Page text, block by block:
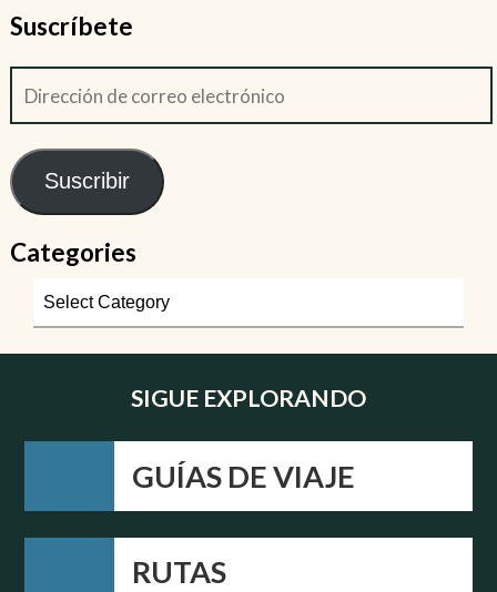
Suscríbete
Suscribir
Categories
SIGUE EXPLORANDO
GUÍAS DE VIAJE
RUTAS